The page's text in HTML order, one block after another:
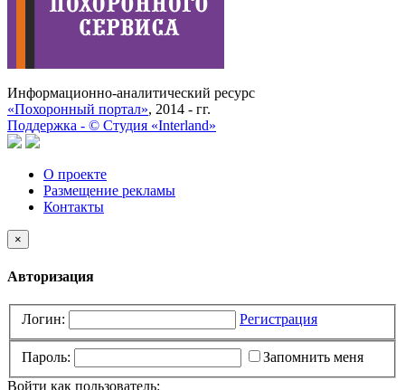
Информационно-аналитический ресурс
«Похоронный портал», 2014 - гг.
Поддержка - © Cтудия «Interland»
О проекте
Размещение рекламы
Контакты
×
Авторизация
Логин: Регистрация
Пароль:
Запомнить меня
Войти как пользователь: